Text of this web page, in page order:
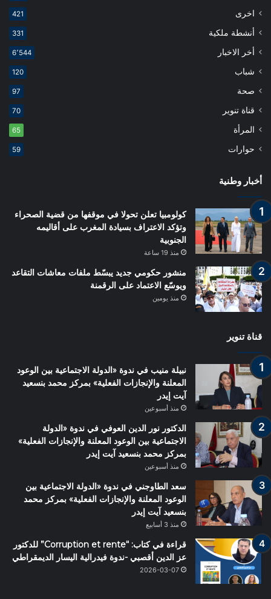
اخرى 421
أنشطة ملكية 331
أخر الاخبار 6٬544
شباب 120
صحة 97
قناة تنوير 70
المرأة 65
حوارات 59
أخبار وطنية
كولومبيا تعلن تحولا في موقفها من قضية الصحراء
وتؤكد الاعتراف بسيادة المغرب على أقاليمه
الجنوبية
منذ 19 ساعة
منشور حكومي جديد يبسّط ملفات معاشات التقاعد
ويوسّع الاعتماد على الرقمنة
منذ يومين
قناة تنوير
نبيلة منيب في ندوة «الدولة الاجتماعية بين الوعود
المعلنة والإنجازات الفعلية» بمركز محمد بنسعيد
آيت إيدر
منذ أسبوعين
الدكتور نور الدين العوفي في ندوة «الدولة
الاجتماعية بين الوعود المعلنة والإنجازات الفعلية»
بمركز محمد بنسعيد آيت إيدر
منذ أسبوعين
سعد الطاوجني في ندوة «الدولة الاجتماعية بين
الوعود المعلنة والإنجازات الفعلية» بمركز محمد
بنسعيد آيت إيدر
منذ 3 أسابيع
قراءة في كتاب: “Corruption et rente” للدكتور
عز الدين أقصبي -ندوة فيدرالية اليسار الديمقراطي
2026-03-07